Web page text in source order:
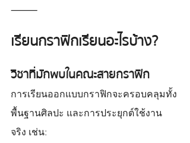
⸻
เรียนกราฟิก เรียนอะไรบ้าง?
วิชาที่มักพบในคณะสายกราฟิก
การเรียนออกแบบกราฟิกจะครอบคลุมทั้ง
พื้นฐานศิลปะ และการประยุกต์ใช้งาน
จริง เช่น: